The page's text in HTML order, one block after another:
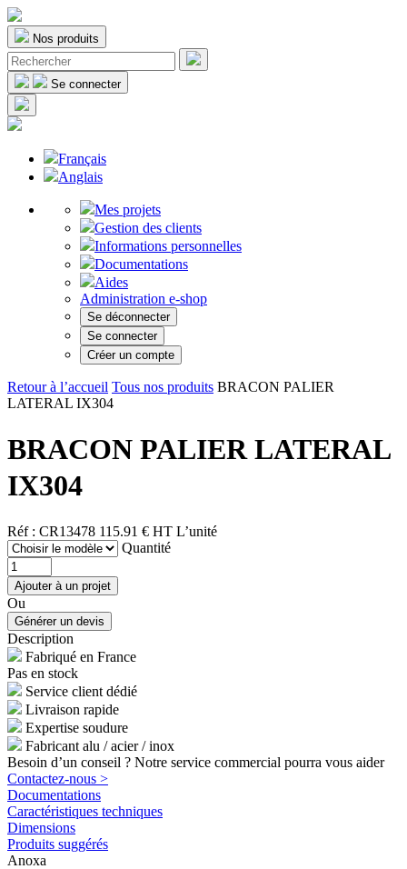
Nos produits
Se connecter
Français
Anglais
Mes projets
Gestion des clients
Informations personnelles
Documentations
Aides
Administration e-shop
Se déconnecter
Se connecter
Créer un compte
Retour à l’accueil Tous nos produits BRACON PALIER
LATERAL IX304
BRACON PALIER LATERAL
IX304
Réf : CR13478 115.91 € HT L’unité
Quantité
Ou
Description
Fabriqué en France
Pas en stock
Service client dédié
Livraison rapide
Expertise soudure
Fabricant alu / acier / inox
Besoin d’un conseil ? Notre service commercial pourra vous aider
Contactez-nous >
Documentations
Caractéristiques techniques
Dimensions
Produits suggérés
Anoxa